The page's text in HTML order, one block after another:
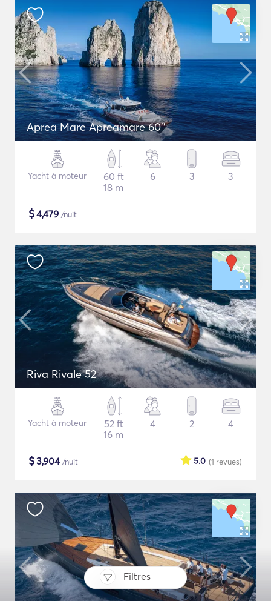
Filtres
Aprea Mare Apreamare 60''
Yacht à moteur
60 ft
18 m
6 3 3
$4,479 /nuit
Riva Rivale 52
Yacht à moteur
52 ft
16 m
4 2 4
$3,904/nuit (1 revues)
5.0